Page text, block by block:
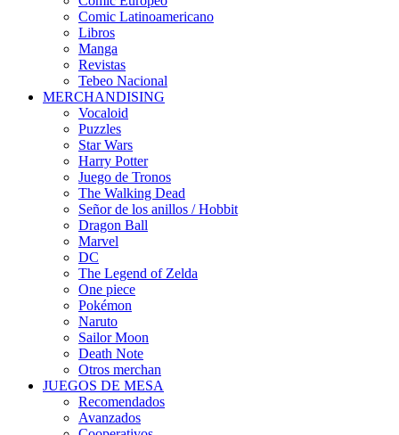
Comic Latinoamericano
Libros
Manga
Revistas
Tebeo Nacional
MERCHANDISING
Vocaloid
Puzzles
Star Wars
Harry Potter
Juego de Tronos
The Walking Dead
Señor de los anillos / Hobbit
Dragon Ball
Marvel
DC
The Legend of Zelda
One piece
Pokémon
Naruto
Sailor Moon
Death Note
Otros merchan
JUEGOS DE MESA
Recomendados
Avanzados